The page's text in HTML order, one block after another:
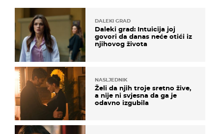
DALEKI GRAD
Daleki grad: Intuicija joj
govori da danas neće otići iz
njihovog života
NASLJEDNIK
Želi da njih troje sretno žive,
a nije ni svjesna da ga je
odavno izgubila